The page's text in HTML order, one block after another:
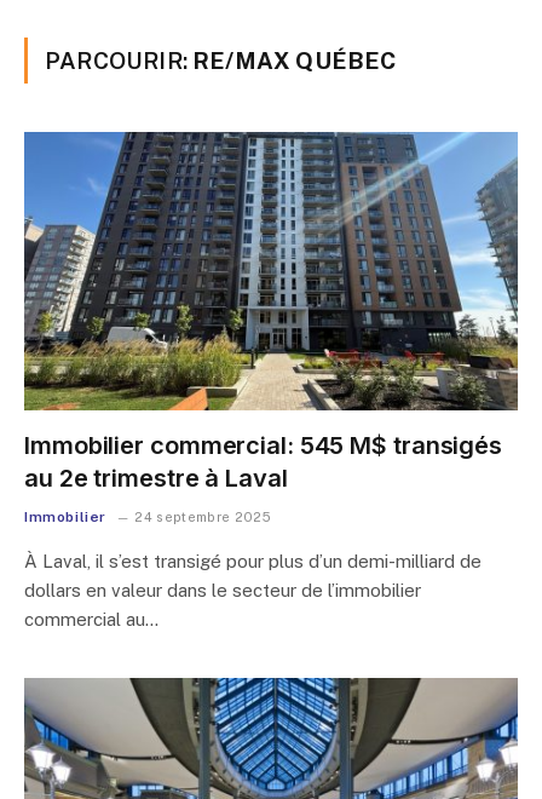
PARCOURIR: RE/MAX QUÉBEC
Immobilier commercial: 545 M$ transigés
au 2e trimestre à Laval
Immobilier 24 septembre 2025
À Laval, il s’est transigé pour plus d’un demi-milliard de
dollars en valeur dans le secteur de l’immobilier
commercial au…